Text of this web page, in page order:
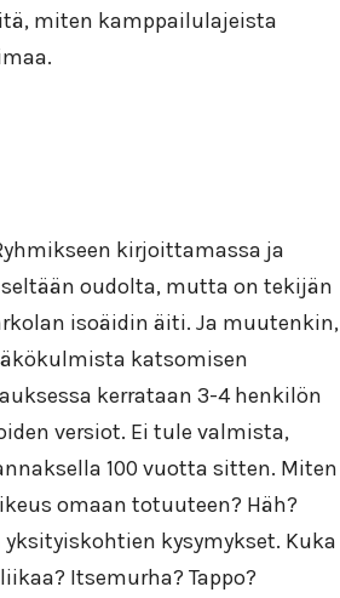
miten kamppailulajeista
kirjoittamassa ja
oudolta, mutta on tekijän
isoäidin äiti. Ja muutenkin,
katsomisen
kerrataan 3-4 henkilön
versiot. Ei tule valmista,
100 vuotta sitten. Miten
omaan totuuteen? Häh?
kysymykset. Kuka
Itsemurha? Tappo?